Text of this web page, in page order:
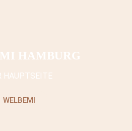
HAMBURG
HAUPTSEITE
WELBEMI